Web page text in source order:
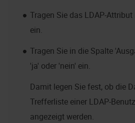
Tragen Sie das LDAP-
ein.
Tragen Sie in die Spalte
'ja' oder 'nein' ein.
Damit legen Sie fest, ob die
Trefferliste einer LDAP-
angezeigt werden.